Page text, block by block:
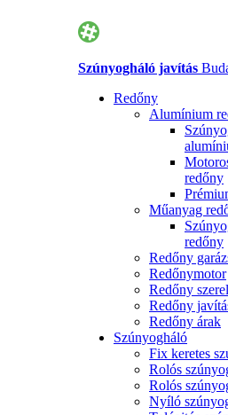
Szúnyogháló javítás
Redőny
Alumínium
redőny
Műanyag
redőny
Redőny
Redőnymotor
Redőny
Redőny
Redőny árak
Szúnyogháló
Fix keretes
Rolós
Rolós
Nyíló